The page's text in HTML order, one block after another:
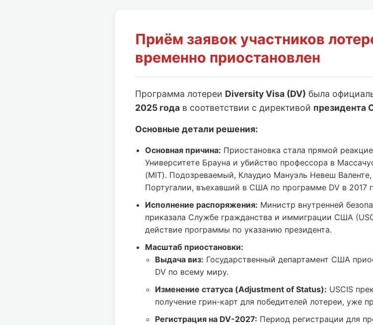
Приём заявок участников
временно приостановлен
Программа лотереи Diversity Visa (DV) была
2025 года в соответствии с директивой президента
Основные детали решения:
Основная причина: Приостановка стала прямой
Университете Брауна и убийство профессора в
(MIT). Подозреваемый, Клаудио Мануэль Невеш
Португалии, въехавший в США по программе DV в 2017
Исполнение распоряжения: Министр внутренней
приказала Службе гражданства и иммиграции США
действие программы по указанию президента.
Масштаб приостановки:
Выдача виз: Государственный департамент США
DV по всему миру.
Изменение статуса (Adjustment of Status): USCIS
получение грин-карт для победителей лотереи,
Регистрация на DV-2027: Период регистрации для